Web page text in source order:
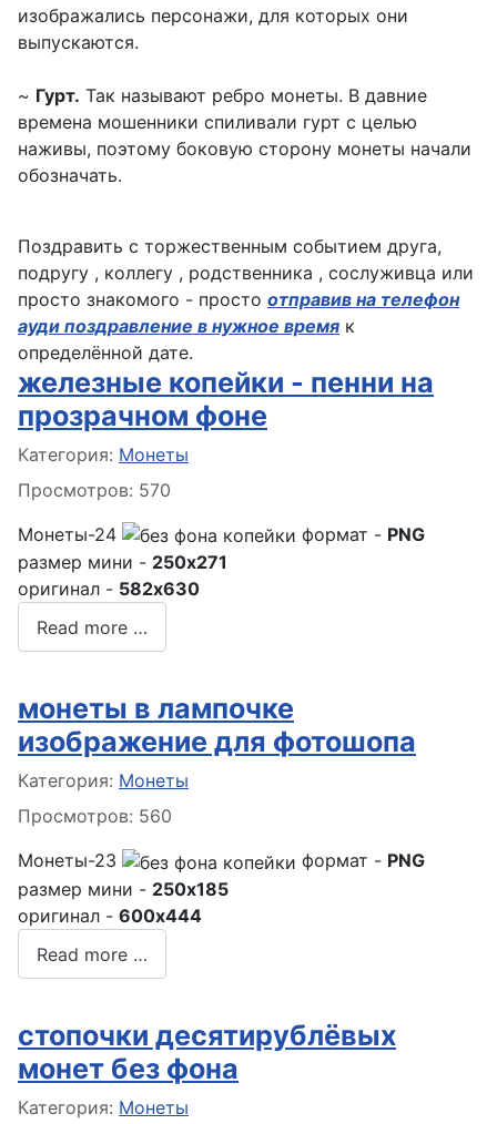
изображались персонажи, для которых они
выпускаются.
~ Гурт. Так называют ребро монеты. В давние
времена мошенники спиливали гурт с целью
наживы, поэтому боковую сторону монеты начали
обозначать.
Поздравить с торжественным событием друга,
подругу , коллегу , родственника , сослуживца или
просто знакомого - просто отправив на телефон
ауди поздравление в нужное время к
определённой дате.
железные копейки - пенни на
прозрачном фоне
Информация о материале
Категория: Монеты
Просмотров: 570
Монеты-24
формат - PNG
размер мини - 250x271
оригинал - 582x630
Read more …
монеты в лампочке
изображение для фотошопа
Информация о материале
Категория: Монеты
Просмотров: 560
Монеты-23
формат - PNG
размер мини - 250x185
оригинал - 600x444
Read more …
стопочки десятирублёвых
монет без фона
Информация о материале
Категория: Монеты